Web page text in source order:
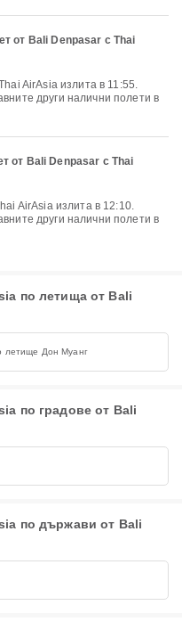
от Bali Denpasar с Thai
други налични полети в
от Bali Denpasar с Thai
други налични полети в
по летища от Bali
летище Дон Муанг
по градове от Bali
по държави от Bali